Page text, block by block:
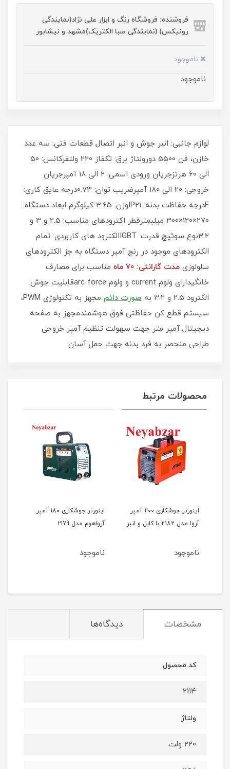
فروشنده: فروشگاه رنگ و ابزار علی نژاد(نمایندگی
رونیکس) (نمایندگی صبا الکتریک)مشهد و نیشابور
ناموجود
ناموجود
لوازم جانبی: انبر جوش و انبر اتصال قطعات فنی: سه عدد
خازن، فن 5500 دورولتاژ برق: تکفاز 220 ولتفرکانس: 50
الی 60 هرتزجریان ورودی اسمی: 2 الی 18 آمپرجریان
خروجی: 20 الی 180 آمپرضریب توان: 0.73درجه عایق کاری:
Fدرجه حفاظت بدنه: IP21وزن: 3.65 کیلوگرم ابعاد دستگاه:
270×120×300 میلیمترقطر اکترودهای مناسب: 2.5 و 3 و
3.2نوع سوئیچ قدرت: IGBTالکترود های کاربردی: تمام
الكترودهای موجود در رنج آمپر دستگاه به جز الكترودهای
سلولوزی مدت گارانتی: 70 ماه
مناسب برای مصارف
خانگیدارای ولوم current و ولوم arc forceقابلیت جوش
الکترود 2.5 و 3.2 به
صورت دائم
مجهز به تکنولوژی PWM،
سیستم قطع کن حفاظتی فوق هوشمندمجهز به صفحه
دیجیتال آمپر متر جهت سهولت تنظیم آمپر خروجی
طراحی منحصر به فرد بدنه جهت حمل آسان
محصولات مرتبط
اینورتر جوشکاری 200 آمپر
آروا مدل 2182 با کابل و انبر
ناموجود
اینورتر جوشکاری 18۰ آمپر
آرواهوم مدل ۲۱79
ناموجود
مشخصات دیدگاه‌ها
کد محصول
2114
ولتاژ
220 ولت